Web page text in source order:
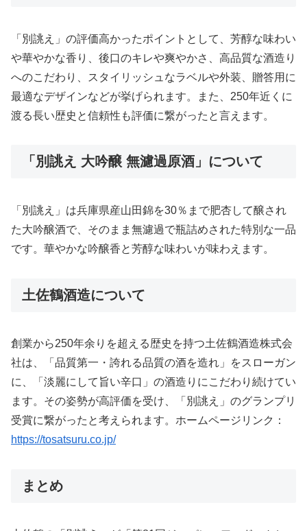
「別誂え」の評価高かったポイントとして、芳醇な味わい
や華やかな香り、後口のキレや爽やかさ、高品質な酒造り
へのこだわり、スタイリッシュなラベルや外装、贈答用に
最適なデザインなどが挙げられます。また、250年近くに
渡る長い歴史と信頼性も評価に繋がったと言えます。
「別誂え 大吟醸 無濾過原酒」について
「別誂え」は兵庫県産山田錦を30％まで肥杏して醸され
た大吟醸酒で、そのまま無濾過で瓶詰めされた特別な一品
です。華やかな吟醸香と芳醇な味わいが味わえます。
土佐鶴酒造について
創業から250年余りを超える歴史を持つ土佐鶴酒造株式会
社は、「品質第一・誇れる品質の酒を造れ」をスローガン
に、「淡麗にして旨い辛口」の酒造りにこだわり続けてい
ます。その姿勢が高評価を受け、「別誂え」のグランプリ
受賞に繋がったと考えられます。ホームページリンク：
https://tosatsuru.co.jp/
まとめ